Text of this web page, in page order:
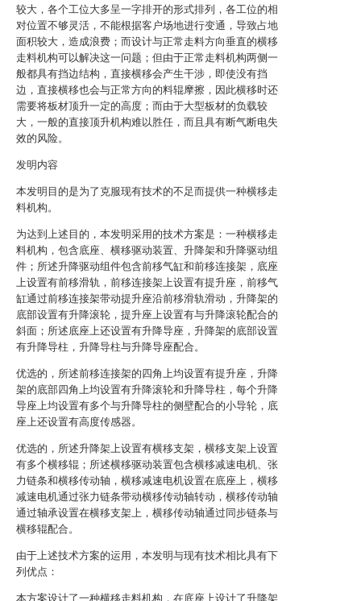
较大，各个工位大多呈一字排开的形式排列，各工位的相
对位置不够灵活，不能根据客户场地进行变通，导致占地
面积较大，造成浪费；而设计与正常走料方向垂直的横移
走料机构可以解决这一问题；但由于正常走料机构两侧一
般都具有挡边结构，直接横移会产生干涉，即使没有挡
边，直接横移也会与正常方向的料辊摩擦，因此横移时还
需要将板材顶升一定的高度；而由于大型板材的负载较
大，一般的直接顶升机构难以胜任，而且具有断气断电失
效的风险。
发明内容
本发明目的是为了克服现有技术的不足而提供一种横移走
料机构。
为达到上述目的，本发明采用的技术方案是：一种横移走
料机构，包含底座、横移驱动装置、升降架和升降驱动组
件；所述升降驱动组件包含前移气缸和前移连接架，底座
上设置有前移滑轨，前移连接架上设置有提升座，前移气
缸通过前移连接架带动提升座沿前移滑轨滑动，升降架的
底部设置有升降滚轮，提升座上设置有与升降滚轮配合的
斜面；所述底座上还设置有升降导座，升降架的底部设置
有升降导柱，升降导柱与升降导座配合。
优选的，所述前移连接架的四角上均设置有提升座，升降
架的底部四角上均设置有升降滚轮和升降导柱，每个升降
导座上均设置有多个与升降导柱的侧壁配合的小导轮，底
座上还设置有高度传感器。
优选的，所述升降架上设置有横移支架，横移支架上设置
有多个横移辊；所述横移驱动装置包含横移减速电机、张
力链条和横移传动轴，横移减速电机设置在底座上，横移
减速电机通过张力链条带动横移传动轴转动，横移传动轴
通过轴承设置在横移支架上，横移传动轴通过同步链条与
横移辊配合。
由于上述技术方案的运用，本发明与现有技术相比具有下
列优点：
本方案设计了一种横移走料机构，在底座上设计了升降架